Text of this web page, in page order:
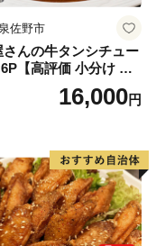
佐野市
さんの牛タンシチュー
【高評価 小分け 惣
ん 一人暮らし 冷凍】
16,000円